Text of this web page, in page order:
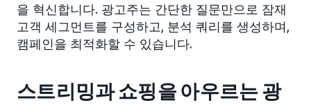
을 혁신합니다. 광고주는 간단한 질문만으로 잠재
고객 세그먼트를 구성하고, 분석 쿼리를 생성하며,
캠페인을 최적화할 수 있습니다.
스트리밍과 쇼핑을 아우르는 광